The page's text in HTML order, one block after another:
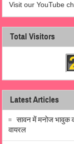
Visit our YouTube
Total Visitors
Latest Articles
सावन में मनोज भावुक
वायरल